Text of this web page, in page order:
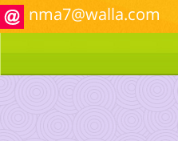
nma7@walla.com